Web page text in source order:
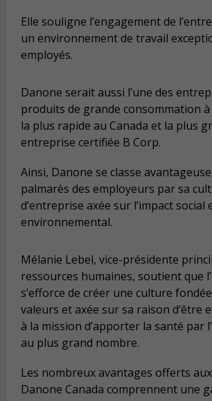
Elle souligne l’engagement de
un environnement de travail
employés.
Danone serait aussi l’une des
produits de grande consommation à
la plus rapide au Canada et la plus
entreprise certifiée B Corp.
Ainsi, Danone se classe
palmarès des employeurs par sa
d’entreprise axée sur l’impact social
environnemental.
Mélanie Lebel, vice-présidente
ressources humaines, soutient que
s’efforce de créer une culture
valeurs et axée sur sa raison d’être
à la mission d’apporter la santé par
au plus grand nombre.
Les nombreux avantages offerts
Danone Canada comprennent une